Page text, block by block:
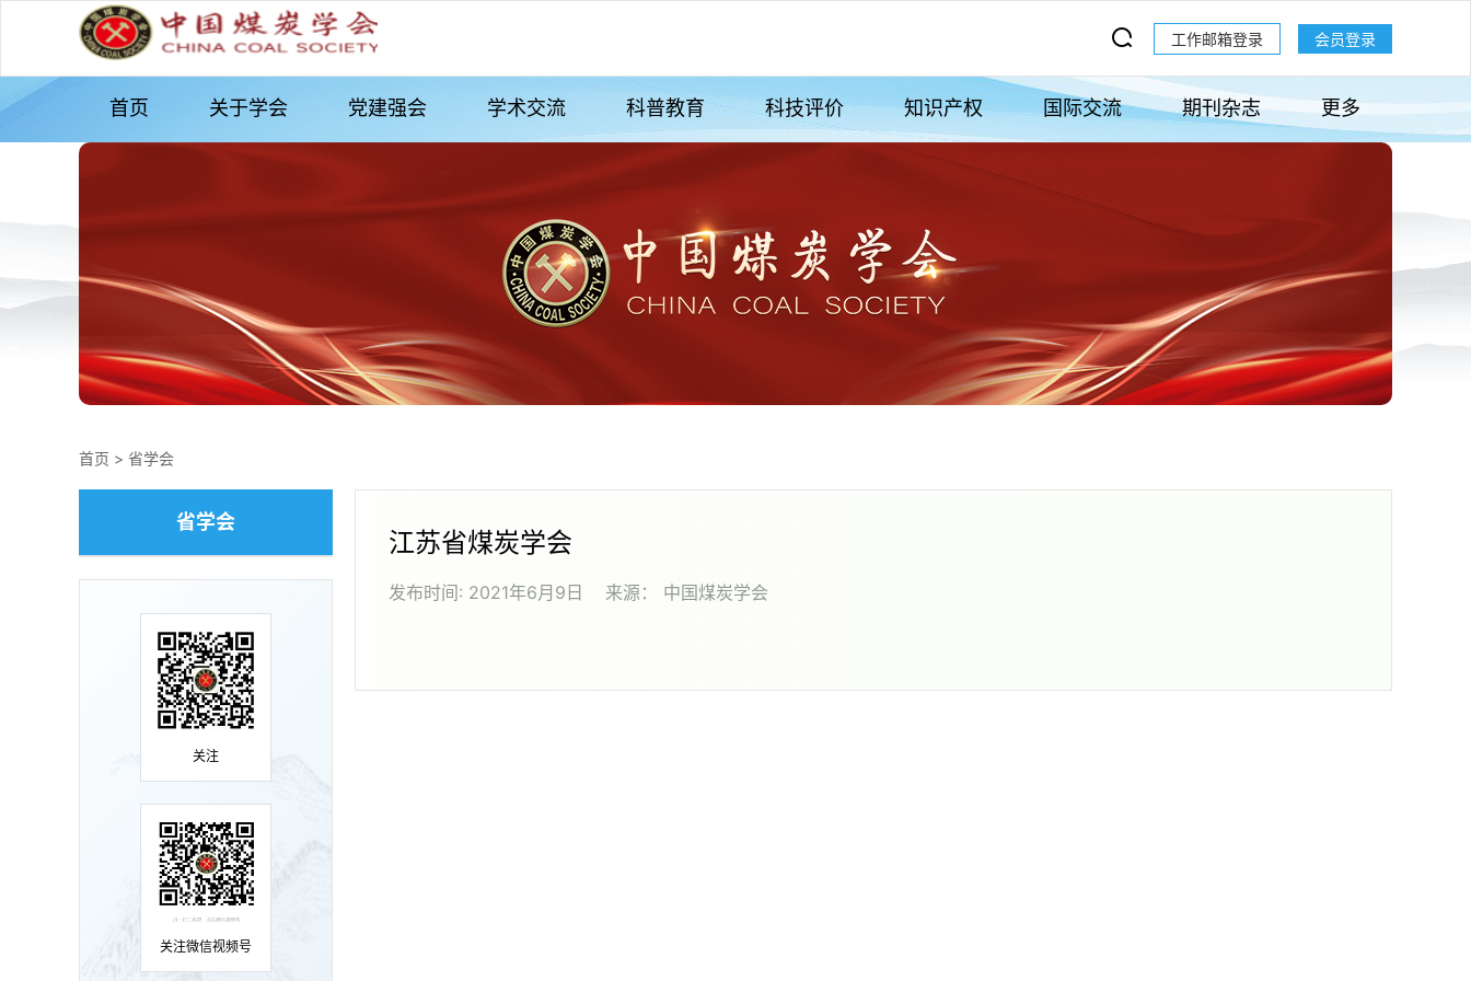
工作邮箱登录 会员登录
首页 关于学会 党建强会 学术交流 科普教育 科技评价 知识产权 国际交流 期刊杂志 更多
首页 > 省学会
省学会
关注
关注微信视频号
江苏省煤炭学会
发布时间: 2021年6月9日 来源： 中国煤炭学会